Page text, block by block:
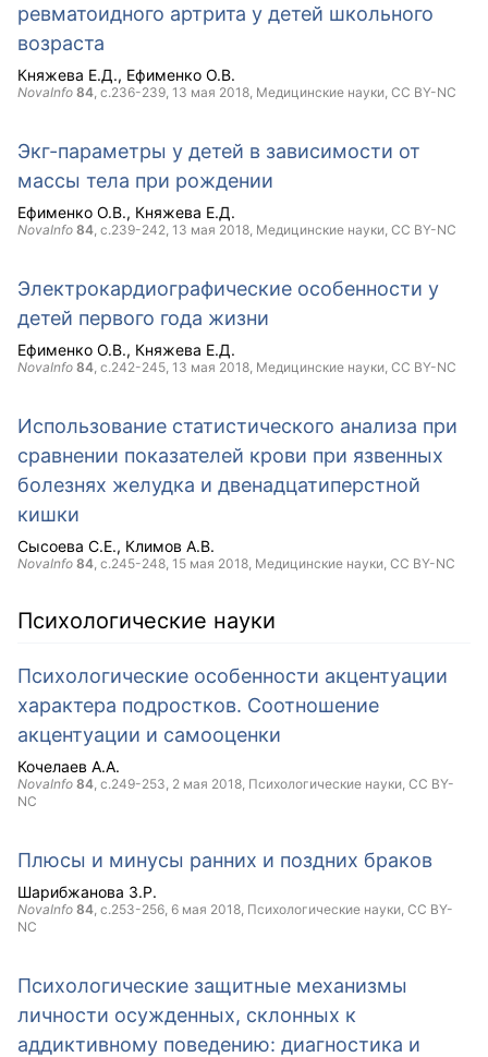
ревматоидного артрита у детей школьного
возраста
Княжева Е.Д. Ефименко О.В.
NovaInfo 84, с.236-239, 13 мая 2018, Медицинские науки, CC BY-NC
Экг-параметры у детей в зависимости от
массы тела при рождении
Ефименко О.В. Княжева Е.Д.
NovaInfo 84, с.239-242, 13 мая 2018, Медицинские науки, CC BY-NC
Электрокардиографические особенности у
детей первого года жизни
Ефименко О.В. Княжева Е.Д.
NovaInfo 84, с.242-245, 13 мая 2018, Медицинские науки, CC BY-NC
Использование статистического анализа при
сравнении показателей крови при язвенных
болезнях желудка и двенадцатиперстной
кишки
Сысоева С.Е. Климов А.В.
NovaInfo 84, с.245-248, 15 мая 2018, Медицинские науки, CC BY-NC
Психологические науки
Психологические особенности акцентуации
характера подростков. Соотношение
акцентуации и самооценки
Кочелаев А.А.
NovaInfo 84, с.249-253, 2 мая 2018, Психологические науки, CC BY-
NC
Плюсы и минусы ранних и поздних браков
Шарибжанова З.Р.
NovaInfo 84, с.253-256, 6 мая 2018, Психологические науки, CC BY-
NC
Психологические защитные механизмы
личности осужденных, склонных к
аддиктивному поведению: диагностика и